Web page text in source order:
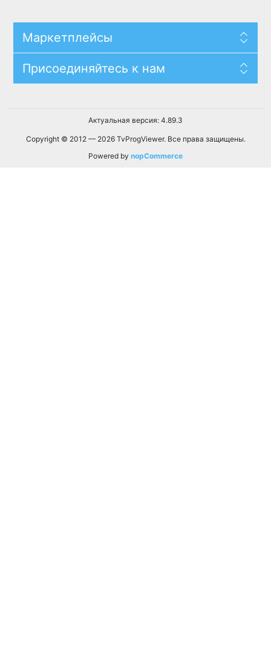
Маркетплейсы
Присоединяйтесь к нам
Актуальная версия: 4.89.3
Copyright © 2012 — 2026 TvProgViewer. Все права защищены.
Powered by nopCommerce